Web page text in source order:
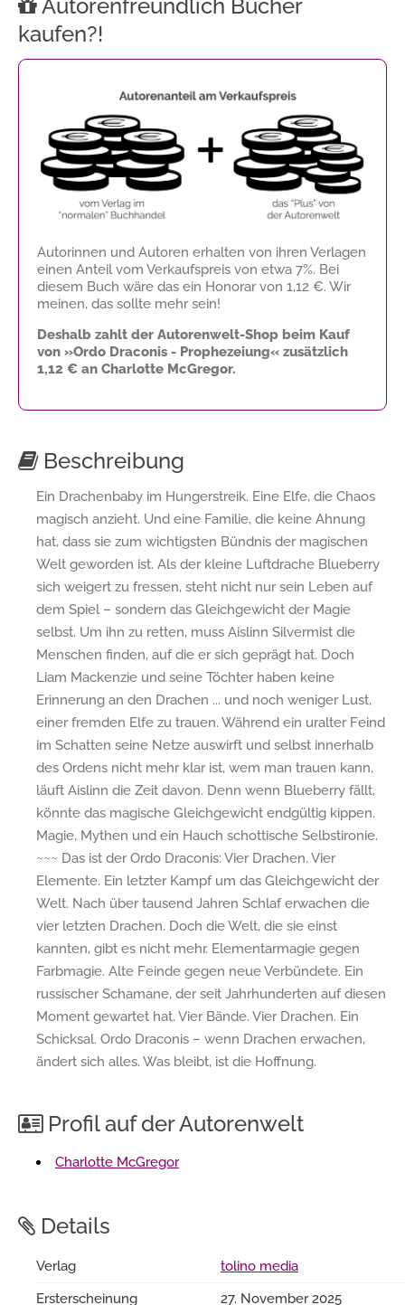
Autorenfreundlich Bücher
kaufen?!
Autorinnen und Autoren erhalten von ihren Verlagen
einen Anteil vom Verkaufspreis von etwa 7%. Bei
diesem Buch wäre das ein Honorar von 1,12 €. Wir
meinen, das sollte mehr sein!
Deshalb zahlt der Autorenwelt-Shop beim Kauf
von »Ordo Draconis - Prophezeiung« zusätzlich
1,12 € an Charlotte McGregor.
Beschreibung
Ein Drachenbaby im Hungerstreik. Eine Elfe, die Chaos
magisch anzieht. Und eine Familie, die keine Ahnung
hat, dass sie zum wichtigsten Bündnis der magischen
Welt geworden ist. Als der kleine Luftdrache Blueberry
sich weigert zu fressen, steht nicht nur sein Leben auf
dem Spiel – sondern das Gleichgewicht der Magie
selbst. Um ihn zu retten, muss Aislinn Silvermist die
Menschen finden, auf die er sich geprägt hat. Doch
Liam Mackenzie und seine Töchter haben keine
Erinnerung an den Drachen ... und noch weniger Lust,
einer fremden Elfe zu trauen. Während ein uralter Feind
im Schatten seine Netze auswirft und selbst innerhalb
des Ordens nicht mehr klar ist, wem man trauen kann,
läuft Aislinn die Zeit davon. Denn wenn Blueberry fällt,
könnte das magische Gleichgewicht endgültig kippen.
Magie, Mythen und ein Hauch schottische Selbstironie.
~~~ Das ist der Ordo Draconis: Vier Drachen. Vier
Elemente. Ein letzter Kampf um das Gleichgewicht der
Welt. Nach über tausend Jahren Schlaf erwachen die
vier letzten Drachen. Doch die Welt, die sie einst
kannten, gibt es nicht mehr. Elementarmagie gegen
Farbmagie. Alte Feinde gegen neue Verbündete. Ein
russischer Schamane, der seit Jahrhunderten auf diesen
Moment gewartet hat. Vier Bände. Vier Drachen. Ein
Schicksal. Ordo Draconis – wenn Drachen erwachen,
ändert sich alles. Was bleibt, ist die Hoffnung.
Profil auf der Autorenwelt
Charlotte McGregor
Details
Verlag
tolino media
Ersterscheinung
27. November 2025